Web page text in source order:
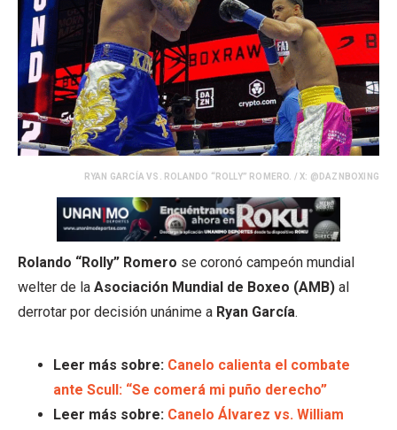
RYAN GARCÍA VS. ROLANDO “ROLLY” ROMERO. / X: @DAZNBOXING
Rolando “Rolly” Romero se coronó campeón mundial
welter de la Asociación Mundial de Boxeo (AMB) al
derrotar por decisión unánime a Ryan García.
Leer más sobre: Canelo calienta el combate
ante Scull: “Se comerá mi puño derecho”
Leer más sobre: Canelo Álvarez vs. William